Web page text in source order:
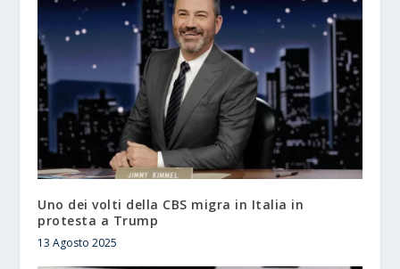
Uno dei volti della CBS migra in Italia in
protesta a Trump
13 Agosto 2025